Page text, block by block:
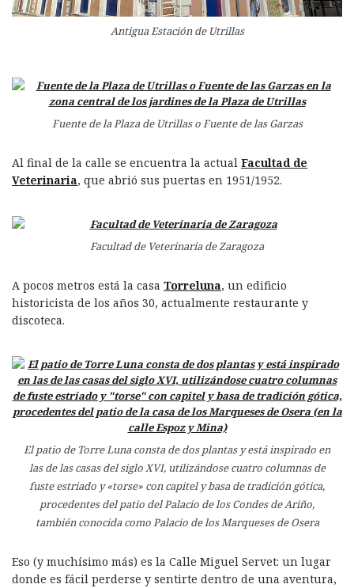
Antigua Estación de Utrillas
Fuente de la Plaza de Utrillas o Fuente de las Garzas
Al final de la calle se encuentra la actual Facultad de
Veterinaria, que abrió sus puertas en 1951/1952.
Facultad de Veterinaria de Zaragoza
A pocos metros está la casa Torreluna, un edificio
historicista de los años 30, actualmente restaurante y
discoteca.
El patio de Torre Luna consta de dos plantas y está inspirado en
las de las casas del siglo XVI, utilizándose cuatro columnas de
fuste estriado y «torse» con capitel y basa de tradición gótica,
procedentes del patio del Palacio de los Condes de Ariño,
también conocida como Palacio de los Marqueses de Osera
Eso (y muchísimo más) es la Calle Miguel Servet: un lugar
donde es fácil perderse y sentirte dentro de una aventura,